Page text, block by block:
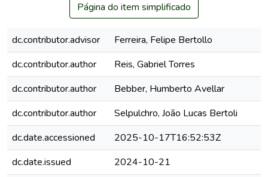
Página do item simplificado
dc.contributor.advisor
Ferreira, Felipe Bertollo
dc.contributor.author
Reis, Gabriel Torres
dc.contributor.author
Bebber, Humberto Avellar
dc.contributor.author
Selpulchro, João Lucas Bertoli
dc.date.accessioned
2025-10-17T16:52:53Z
dc.date.issued
2024-10-21